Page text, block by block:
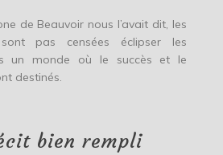
de Beauvoir nous l’avait dit, les
pas censées éclipser les
un monde où le succès et le
destinés.
bien rempli